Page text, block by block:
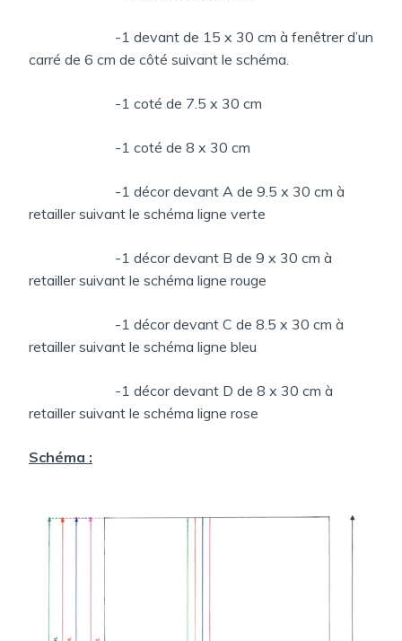
-1 devant de 15 x 30 cm à fenêtrer d’un
carré de 6 cm de côté suivant le schéma.
-1 coté de 7.5 x 30 cm
-1 coté de 8 x 30 cm
-1 décor devant A de 9.5 x 30 cm à
retailler suivant le schéma ligne verte
-1 décor devant B de 9 x 30 cm à
retailler suivant le schéma ligne rouge
-1 décor devant C de 8.5 x 30 cm à
retailler suivant le schéma ligne bleu
-1 décor devant D de 8 x 30 cm à
retailler suivant le schéma ligne rose
Schéma :